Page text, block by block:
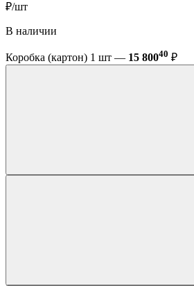
₽/шт
В наличии
Коробка (картон) 1 шт — 15 80040 ₽